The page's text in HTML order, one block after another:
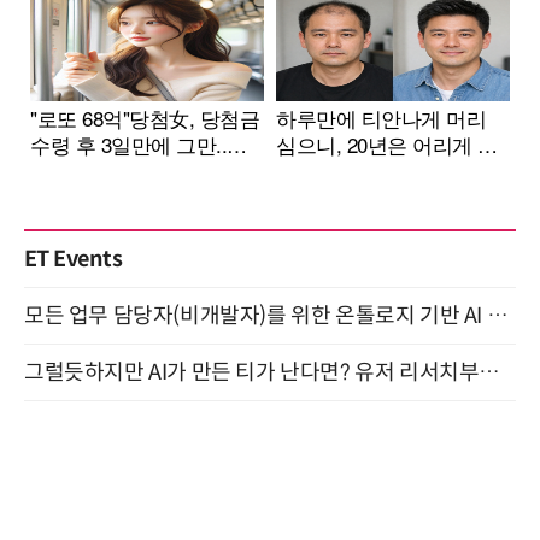
ET Events
모든 업무 담당자(비개발자)를 위한 온톨로지 기반 AI 지식체계 설계 1-day 워크숍 8월 20일 개최
그럴듯하지만 AI가 만든 티가 난다면? 유저 리서치부터 배포까지! (9/15)